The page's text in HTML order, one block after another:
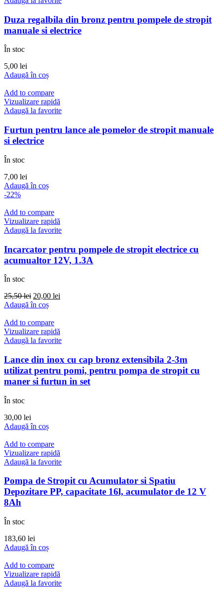
Duza regalbila din bronz pentru pompele de stropit
manuale si electrice
În stoc
5,00 lei
Adaugă în coș
Add to compare
Vizualizare rapidă
Adaugă la favorite
Furtun pentru lance ale pomelor de stropit manuale
si electrice
În stoc
7,00 lei
Adaugă în coș
-22%
Add to compare
Vizualizare rapidă
Adaugă la favorite
Incarcator pentru pompele de stropit electrice cu
acumualtor 12V, 1.3A
În stoc
25,50lei Prețul
inițial
fost:
25,50 lei.
20,00 lei
Adaugă în coș
Add to compare
Vizualizare rapidă
Adaugă la favorite
Lance din inox cu cap bronz extensibila 2-3m
utilizat pentru pomi, pentru pompa de stropit cu
maner si furtun in set
În stoc
30,00 lei
Adaugă în coș
Add to compare
Vizualizare rapidă
Adaugă la favorite
Pompa de Stropit cu Acumulator si Spatiu
Depozitare PP, capacitate 16l, acumulator de 12 V
8Ah
În stoc
183,60 lei
Adaugă în coș
Add to compare
Vizualizare rapidă
Adaugă la favorite